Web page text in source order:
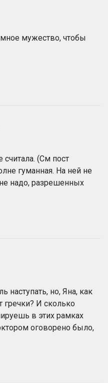
мужество, чтобы
считала. (См пост
гуманная. На ней не
надо, разрешенных
наступать, но, Яна, как
И сколько
в этих рамках
оговорено было,